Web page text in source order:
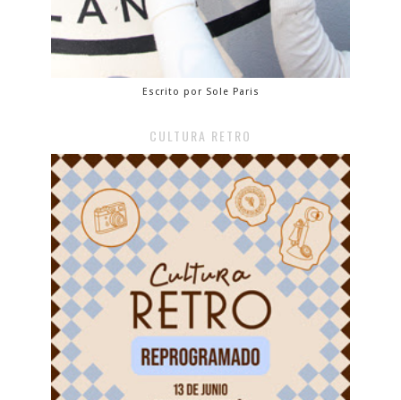
Escrito por Sole Paris
CULTURA RETRO